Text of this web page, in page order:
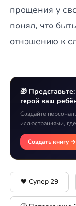
прощения у
понял, что
отношению к
🎁
герой ваш
Создайте
иллюстрациями,
Создать книгу →
❤️ Супер 29